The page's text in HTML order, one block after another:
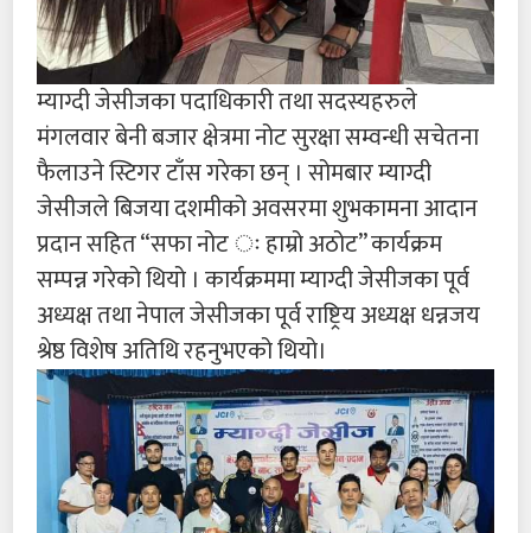
म्याग्दी जेसीजका पदाधिकारी तथा सदस्यहरुले
मंगलवार बेनी बजार क्षेत्रमा नोट सुरक्षा सम्वन्धी सचेतना
फैलाउने स्टिगर टाँस गरेका छन् । सोमबार म्याग्दी
जेसीजले बिजया दशमीको अवसरमा शुभकामना आदान
प्रदान सहित “सफा नोट ः हाम्रो अठोट” कार्यक्रम
सम्पन्न गरेको थियो । कार्यक्रममा म्याग्दी जेसीजका पूर्व
अध्यक्ष तथा नेपाल जेसीजका पूर्व राष्ट्रिय अध्यक्ष धन्नजय
श्रेष्ठ विशेष अतिथि रहनुभएको थियो।